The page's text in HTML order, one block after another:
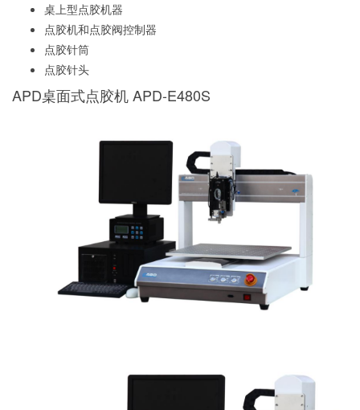
桌上型点胶机器
点胶机和点胶阀控制器
点胶针筒
点胶针头
APD桌面式点胶机 APD-E480S